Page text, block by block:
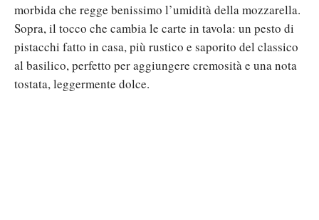
morbida che regge benissimo l’umidità della mozzarella.
Sopra, il tocco che cambia le carte in tavola: un pesto di
pistacchi fatto in casa, più rustico e saporito del classico
al basilico, perfetto per aggiungere cremosità e una nota
tostata, leggermente dolce.